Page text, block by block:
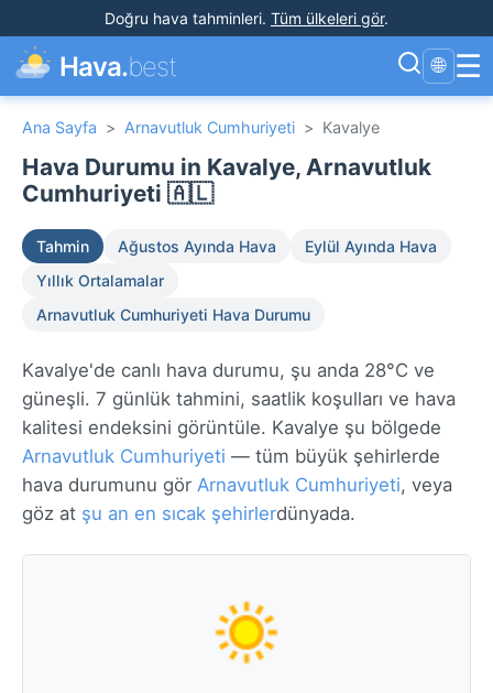
Doğru hava tahminleri. Tüm ülkeleri gör.
Hava.best 🌐 ☰
Ana Sayfa > Arnavutluk Cumhuriyeti > Kavalye
Hava Durumu in Kavalye, Arnavutluk
Cumhuriyeti 🇦🇱
Tahmin Ağustos Ayında Hava
Eylül Ayında Hava
Yıllık Ortalamalar
Arnavutluk Cumhuriyeti Hava Durumu
Kavalye'de canlı hava durumu, şu anda 28°C ve
güneşli. 7 günlük tahmini, saatlik koşulları ve hava
kalitesi endeksini görüntüle. Kavalye şu bölgede
Arnavutluk Cumhuriyeti — tüm büyük şehirlerde
hava durumunu gör Arnavutluk Cumhuriyeti, veya
göz at şu an en sıcak şehirlerdünyada.